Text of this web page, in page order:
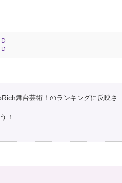
D
D
舞台芸術！のランキングに反映さ
！